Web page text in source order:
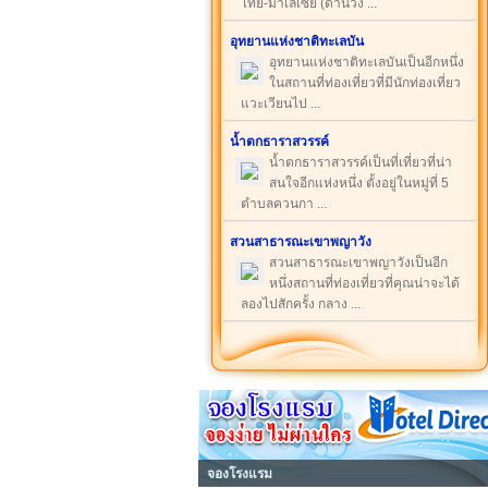
ไทย-มาเลเซีย (ด่านวัง ...
อุทยานแห่งชาติทะเลบัน
อุทยานแห่งชาติทะเลบันเป็นอีกหนึ่ง
ในสถานที่ท่องเที่ยวที่มีนักท่องเที่ยว
แวะเวียนไป ...
น้ำตกธาราสวรรค์
น้ำตกธาราสวรรค์เป็นที่เที่ยวที่น่า
สนใจอีกแห่งหนึ่ง ตั้งอยู่ในหมู่ที่ 5
ตำบลควนกา ...
สวนสาธารณะเขาพญาวัง
สวนสาธารณะเขาพญาวังเป็นอีก
หนึ่งสถานที่ท่องเที่ยวที่คุณน่าจะได้
ลองไปสักครั้ง กลาง ...
จองโรงแรม